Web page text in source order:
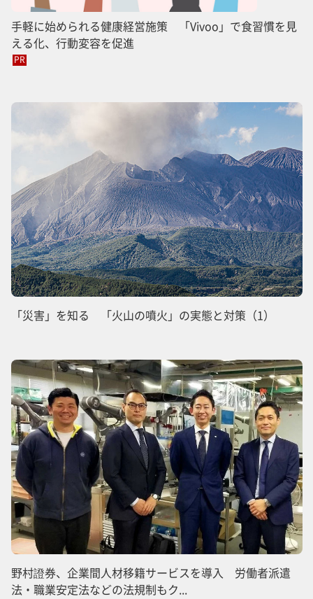
手軽に始められる健康経営施策 「Vivoo」で食習慣を見
える化、行動変容を促進
PR
「災害」を知る 「火山の噴火」の実態と対策（1）
野村證券、企業間人材移籍サービスを導入 労働者派遣
法・職業安定法などの法規制もク...